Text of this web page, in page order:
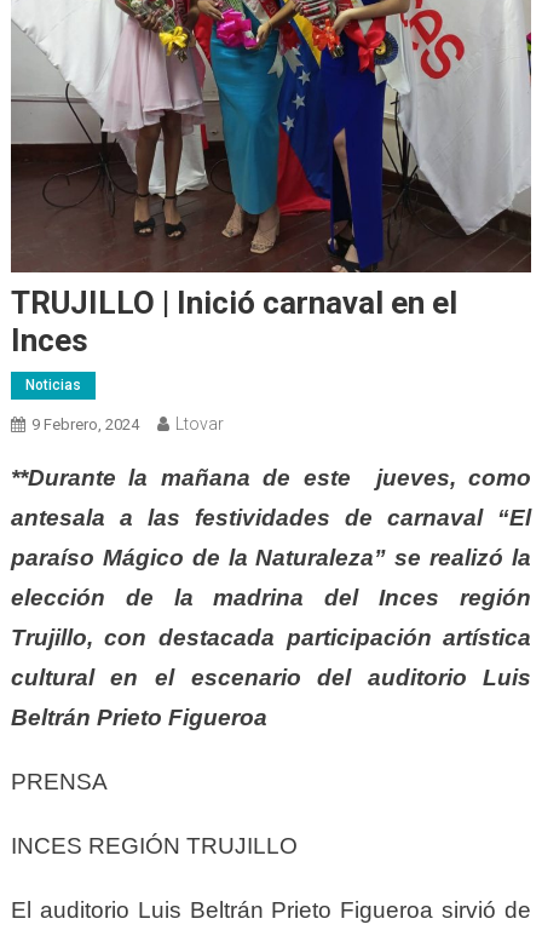
TRUJILLO | Inició carnaval en el
Inces
Noticias
9 Febrero, 2024 Ltovar
**Durante la mañana de este jueves, como
antesala a las festividades de carnaval “El
paraíso Mágico de la Naturaleza” se realizó la
elección de la madrina del Inces región
Trujillo, con destacada participación artística
cultural en el escenario del auditorio Luis
Beltrán Prieto Figueroa
PRENSA
INCES REGIÓN TRUJILLO
El auditorio Luis Beltrán Prieto Figueroa sirvió de